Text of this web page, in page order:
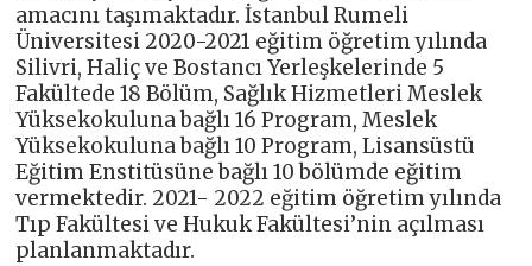
amacını taşımaktadır. İstanbul Rumeli
Üniversitesi 2020-2021 eğitim öğretim yılında
Silivri, Haliç ve Bostancı Yerleşkelerinde 5
Fakültede 18 Bölüm, Sağlık Hizmetleri Meslek
Yüksekokuluna bağlı 16 Program, Meslek
Yüksekokuluna bağlı 10 Program, Lisansüstü
Eğitim Enstitüsüne bağlı 10 bölümde eğitim
vermektedir. 2021- 2022 eğitim öğretim yılında
Tıp Fakültesi ve Hukuk Fakültesi’nin açılması
planlanmaktadır.